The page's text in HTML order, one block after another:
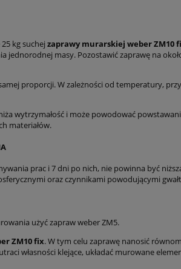
kg suchej zaprawy murarskiej weber ZM10
masy. Pozostawić zaprawę na
proporcji. W zależności od temperatury,
wytrzymałość i może powodować
materiałów.
prac i 7 dni po nich, nie powinna być
oraz czynnikami powodującymi
użyć zapraw weber ZM5.
ZM10 fix. W tym celu zaprawę nanosić
własności klejące, układać murowane